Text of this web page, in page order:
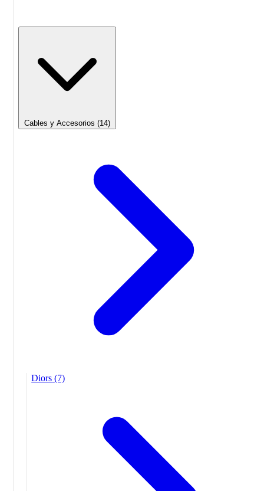
Cables y Accesorios (14)
Diors (7)